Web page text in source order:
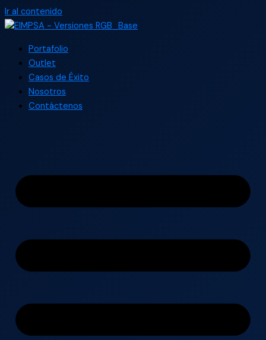
Ir al contenido
Portafolio
Outlet
Casos de Éxito
Nosotros
Contáctenos